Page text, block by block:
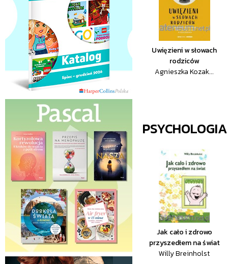
Uwięzieni w słowach
rodziców
Agnieszka Kozak...
PSYCHOLOGIA
Jak cało i zdrowo
przyszedłem na świat
Willy Breinholst